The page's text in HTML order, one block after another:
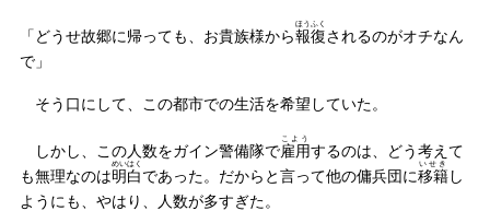
「どうせ故郷に帰っても、お貴族様から報復
ほうふく
されるのがオチなん
で」
そう口にして、この都市での生活を希望していた。
しかし、この人数をガイン警備隊で雇用
こよう
するのは、どう考えて
も無理なのは明白
めいはく
であった。だからと言って他の傭兵団に移籍
いせき
し
ようにも、やはり、人数が多すぎた。